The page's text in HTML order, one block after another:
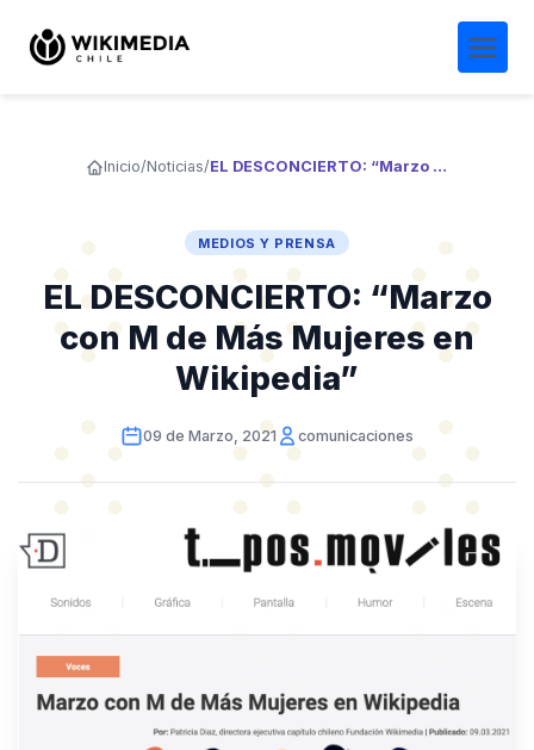
Inicio/Noticias/ EL DESCONCIERTO: “Marzo con M de Más Mujeres en Wikipedia”
MEDIOS Y PRENSA
EL DESCONCIERTO: “Marzo
con M de Más Mujeres en
Wikipedia”
09 de Marzo, 2021 comunicaciones